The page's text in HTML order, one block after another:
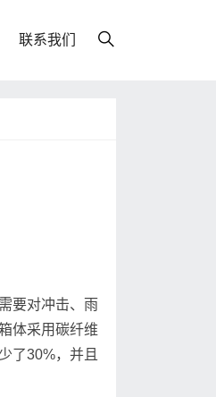
联系我们
要对冲击、雨
体采用碳纤维
了30%，并且